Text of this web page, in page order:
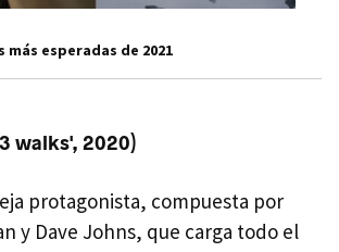
más esperadas de 2021
walks', 2020)
protagonista, compuesta por
y Dave Johns, que carga todo el